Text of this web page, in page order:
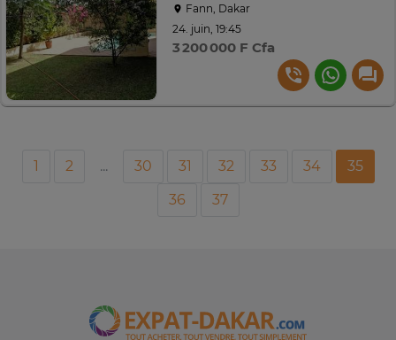
Fann, Dakar
24. juin, 19:45
3 200 000 F Cfa
1 2 ... 30 31 32 33 34
35
36
37